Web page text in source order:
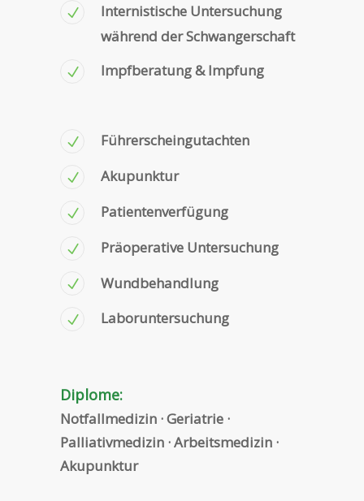
Internistische Untersuchung
während der Schwangerschaft
Impfberatung & Impfung
Führerscheingutachten
Akupunktur
Patientenverfügung
Präoperative Untersuchung
Wundbehandlung
Laboruntersuchung
Diplome:
Notfallmedizin · Geriatrie ·
Palliativmedizin · Arbeitsmedizin ·
Akupunktur